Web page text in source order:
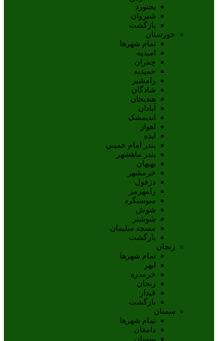
بجنورد
شيروان
بازگشت
خوزستان
تمام شهر‌ها
امیدیه
چمران
حمیدیه
رامشیر
شادگان
هندیجان
آبادان
انديمشک
اهواز
ايذه
بندر امام خميني
بندر ماهشهر
بهبهان
خرمشهر
دزفول
رامهرمز
سوسنگرد
شوش
شوشتر
مسجد سليمان
بازگشت
زنجان
تمام شهر‌ها
ابهر
خرمدره
زنجان
قيدار
بازگشت
سمنان
تمام شهر‌ها
دامغان
سمنان